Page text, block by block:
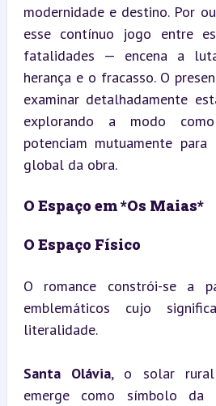
modernidade e destino. Por
esse contínuo jogo entre
fatalidades — encena a
herança e o fracasso. O
examinar detalhadamente
explorando a modo
potenciam mutuamente
global da obra.
O Espaço em *Os Maias*
O Espaço Físico
O romance constrói-se a
emblemáticos cujo
literalidade.
Santa Olávia, o solar
emerge como símbolo da